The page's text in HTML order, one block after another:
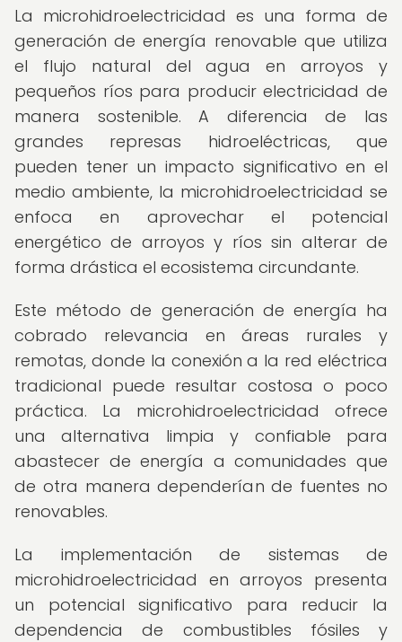
La microhidroelectricidad es una forma de
generación de energía renovable que utiliza
el flujo natural del agua en arroyos y
pequeños ríos para producir electricidad de
manera sostenible. A diferencia de las
grandes represas hidroeléctricas, que
pueden tener un impacto significativo en el
medio ambiente, la microhidroelectricidad se
enfoca en aprovechar el potencial
energético de arroyos y ríos sin alterar de
forma drástica el ecosistema circundante.
Este método de generación de energía ha
cobrado relevancia en áreas rurales y
remotas, donde la conexión a la red eléctrica
tradicional puede resultar costosa o poco
práctica. La microhidroelectricidad ofrece
una alternativa limpia y confiable para
abastecer de energía a comunidades que
de otra manera dependerían de fuentes no
renovables.
La implementación de sistemas de
microhidroelectricidad en arroyos presenta
un potencial significativo para reducir la
dependencia de combustibles fósiles y